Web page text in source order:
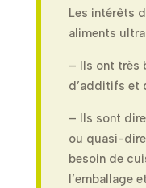
Les intérêts
aliments
– Ils ont très
d’additifs et
– Ils sont
ou quasi-
besoin de
l’emballage